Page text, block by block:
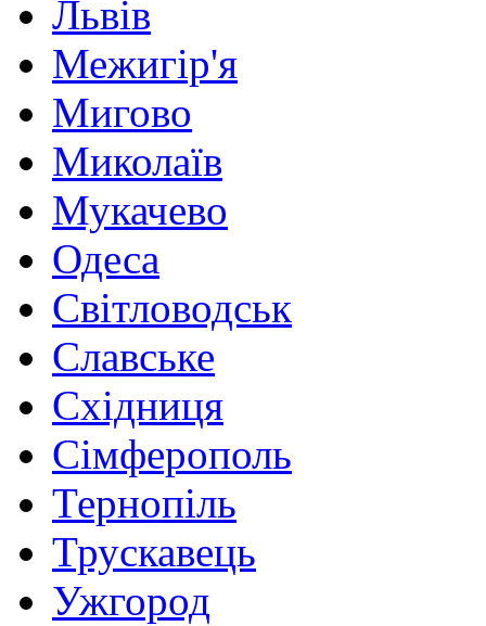
Львів
Межигір'я
Мигово
Миколаїв
Мукачево
Одеса
Світловодськ
Славське
Східниця
Сімферополь
Тернопіль
Трускавець
Ужгород